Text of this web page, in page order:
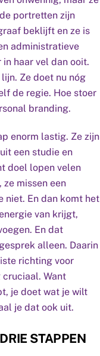
portretten zijn
beklijft en ze is
administratieve
haar vel dan ooit.
Ze doet nu nóg
de regie. Hoe stoer
branding.
enorm lastig. Ze zijn
een studie en
doel lopen velen
missen een
niet. En dan komt het
van krijgt,
En dat
alleen. Daarin
richting voor
Want
je doet wat je wilt
je dat ook uit.
STAPPEN